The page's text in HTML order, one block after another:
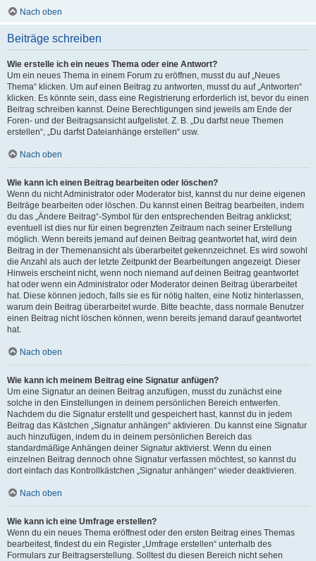
Nach oben
Beiträge schreiben
Wie erstelle ich ein neues Thema oder eine Antwort?
Um ein neues Thema in einem Forum zu eröffnen, musst du auf „Neues
Thema“ klicken. Um auf einen Beitrag zu antworten, musst du auf „Antworten“
klicken. Es könnte sein, dass eine Registrierung erforderlich ist, bevor du einen
Beitrag schreiben kannst. Deine Berechtigungen sind jeweils am Ende der
Foren- und der Beitragsansicht aufgelistet. Z. B. „Du darfst neue Themen
erstellen“, „Du darfst Dateianhänge erstellen“ usw.
Nach oben
Wie kann ich einen Beitrag bearbeiten oder löschen?
Wenn du nicht Administrator oder Moderator bist, kannst du nur deine eigenen
Beiträge bearbeiten oder löschen. Du kannst einen Beitrag bearbeiten, indem
du das „Ändere Beitrag“-Symbol für den entsprechenden Beitrag anklickst;
eventuell ist dies nur für einen begrenzten Zeitraum nach seiner Erstellung
möglich. Wenn bereits jemand auf deinen Beitrag geantwortet hat, wird dein
Beitrag in der Themenansicht als überarbeitet gekennzeichnet. Es wird sowohl
die Anzahl als auch der letzte Zeitpunkt der Bearbeitungen angezeigt. Dieser
Hinweis erscheint nicht, wenn noch niemand auf deinen Beitrag geantwortet
hat oder wenn ein Administrator oder Moderator deinen Beitrag überarbeitet
hat. Diese können jedoch, falls sie es für nötig halten, eine Notiz hinterlassen,
warum dein Beitrag überarbeitet wurde. Bitte beachte, dass normale Benutzer
einen Beitrag nicht löschen können, wenn bereits jemand darauf geantwortet
hat.
Nach oben
Wie kann ich meinem Beitrag eine Signatur anfügen?
Um eine Signatur an deinen Beitrag anzufügen, musst du zunächst eine
solche in den Einstellungen in deinem persönlichen Bereich entwerfen.
Nachdem du die Signatur erstellt und gespeichert hast, kannst du in jedem
Beitrag das Kästchen „Signatur anhängen“ aktivieren. Du kannst eine Signatur
auch hinzufügen, indem du in deinem persönlichen Bereich das
standardmäßige Anhängen deiner Signatur aktivierst. Wenn du einen
einzelnen Beitrag dennoch ohne Signatur verfassen möchtest, so kannst du
dort einfach das Kontrollkästchen „Signatur anhängen“ wieder deaktivieren.
Nach oben
Wie kann ich eine Umfrage erstellen?
Wenn du ein neues Thema eröffnest oder den ersten Beitrag eines Themas
bearbeitest, findest du ein Register „Umfrage erstellen“ unterhalb des
Formulars zur Beitragserstellung. Solltest du diesen Bereich nicht sehen